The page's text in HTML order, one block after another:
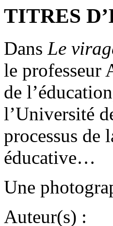
TITRES
Dans Le
le professeur
de
l’Université
processus de
éducative…
Une
Auteur(s) :